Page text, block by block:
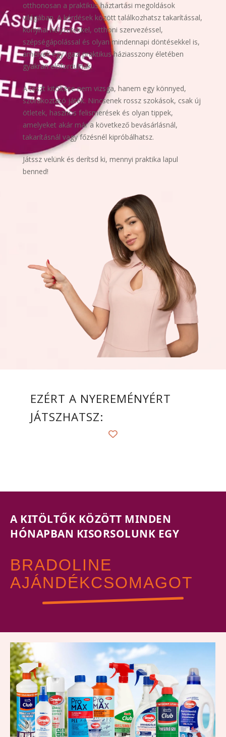
otthonosan a praktikus háztartási megoldások
világában. A kérdések között találkozhatsz takarítással,
konyhai helyzetekkel, otthoni szervezéssel,
szépségápolással és olyan mindennapi döntésekkel is,
amelyek egy igazi praktikus háziasszony életében
gyakran előfordulnak.
A teszt kitöltése nem vizsga, hanem egy könnyed,
szórakoztató játék. Nincsenek rossz szokások, csak új
ötletek, hasznos felismerések és olyan tippek,
amelyeket akár már a következő bevásárlásnál,
takarításnál vagy főzésnél kipróbálhatsz.
Játssz velünk és derítsd ki, mennyi praktika lapul
benned!
EZÉRT A NYEREMÉNYÉRT
JÁTSZHATSZ:
A KITÖLTŐK KÖZÖTT MINDEN
HÓNAPBAN KISORSOLUNK EGY
BRADOLINE
AJÁNDÉKCSOMAGOT